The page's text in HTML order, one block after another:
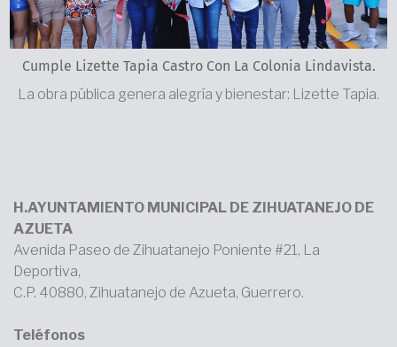
Cumple Lizette Tapia Castro Con La Colonia Lindavista.
La obra pública genera alegría y bienestar: Lizette Tapia.
H.AYUNTAMIENTO MUNICIPAL DE ZIHUATANEJO DE
AZUETA
Avenida Paseo de Zihuatanejo Poniente #21, La
Deportiva,
C.P. 40880, Zihuatanejo de Azueta, Guerrero.
Teléfonos